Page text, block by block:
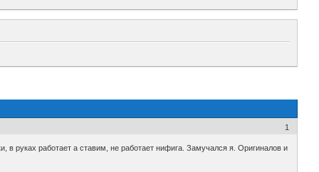
1
в руках работает а ставим, не работает нифига. Замучался я. Оригиналов и